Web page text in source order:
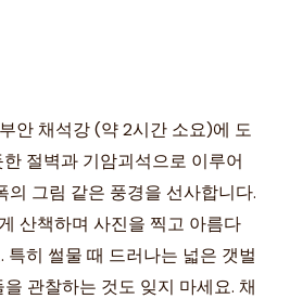
안 채석강 (약 2시간 소요)에 도
절벽과 기암괴석으로 이루어
의 그림 같은 풍경을 선사합니다.
산책하며 사진을 찍고 아름다
특히 썰물 때 드러나는 넓은 갯벌
관찰하는 것도 잊지 마세요. 채